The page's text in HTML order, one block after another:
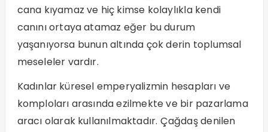
cana kıyamaz ve hiç kimse kolaylıkla kendi
canını ortaya atamaz eğer bu durum
yaşanıyorsa bunun altında çok derin toplumsal
meseleler vardır.
Kadınlar küresel emperyalizmin hesapları ve
komploları arasında ezilmekte ve bir pazarlama
aracı olarak kullanılmaktadır. Çağdaş denilen